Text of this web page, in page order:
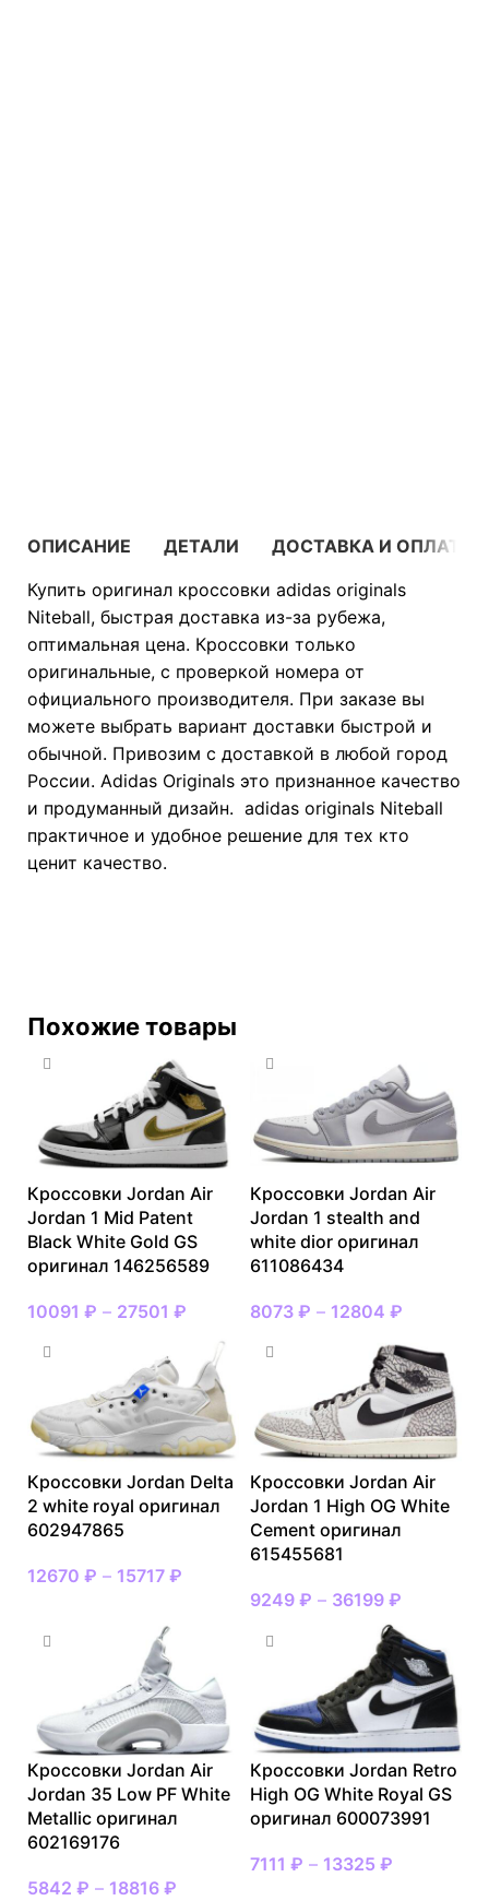
ОПИСАНИЕ ДЕТАЛИ
ДОСТАВКА И ОПЛАТА
Купить оригинал кроссовки adidas originals
Niteball, быстрая доставка из-за рубежа,
оптимальная цена. Кроссовки только
оригинальные, с проверкой номера от
официального производителя. При заказе вы
можете выбрать вариант доставки быстрой и
обычной. Привозим с доставкой в любой город
России. Adidas Originals это признанное качество
и продуманный дизайн. adidas originals Niteball
практичное и удобное решение для тех кто
ценит качество.
Похожие товары
Кроссовки Jordan Air
Jordan 1 Mid Patent
Black White Gold GS
оригинал 146256589
10091 ₽ – 27501 ₽
Кроссовки Jordan Air
Jordan 1 stealth and
white dior оригинал
611086434
8073 ₽ – 12804 ₽
Кроссовки Jordan Delta
2 white royal оригинал
602947865
12670 ₽ – 15717 ₽
Кроссовки Jordan Air
Jordan 1 High OG White
Cement оригинал
615455681
9249 ₽ – 36199 ₽
Кроссовки Jordan Air
Jordan 35 Low PF White
Metallic оригинал
602169176
5842 ₽ – 18816 ₽
Кроссовки Jordan Retro
High OG White Royal GS
оригинал 600073991
7111 ₽ – 13325 ₽